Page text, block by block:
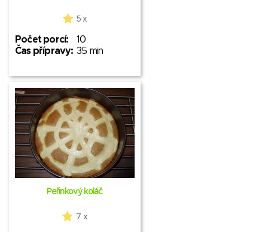
5 x
Počet porcí:
10
Čas přípravy: 35 min
Peřinkový koláč
7 x